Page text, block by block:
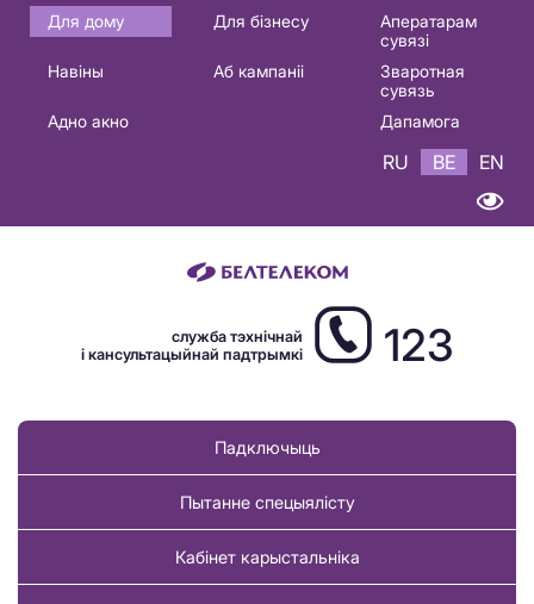
Основная
навигация
Для дому Для бізнесу
Аператарам
сувязі
Навіны
Аб кампаніі
Зваротная
сувязь
Адно акно
Дапамога
RU BE EN
служба тэхнічнай
і кансультацыйнай падтрымкі
123
Падключыць
Пытанне спецыялісту
Кабінет карыстальніка